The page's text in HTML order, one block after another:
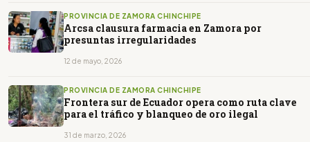
PROVINCIA DE ZAMORA CHINCHIPE
Arcsa clausura farmacia en Zamora por
presuntas irregularidades
12 de mayo, 2026
PROVINCIA DE ZAMORA CHINCHIPE
Frontera sur de Ecuador opera como ruta clave
para el tráfico y blanqueo de oro ilegal
31 de marzo, 2026